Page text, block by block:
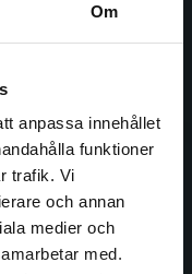
Om
anpassa innehållet
funktioner
trafik. Vi
och annan
medier och
med.
kurslitteratur,
med